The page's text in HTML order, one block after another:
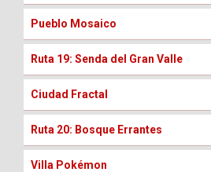
Pueblo Mosaico
Ruta 19: Senda del Gran Valle
Ciudad Fractal
Ruta 20: Bosque Errantes
Villa Pokémon